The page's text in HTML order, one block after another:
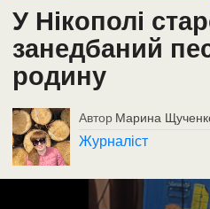
У Нікополі
занедбаний
родину
Автор Марина
Журналіст